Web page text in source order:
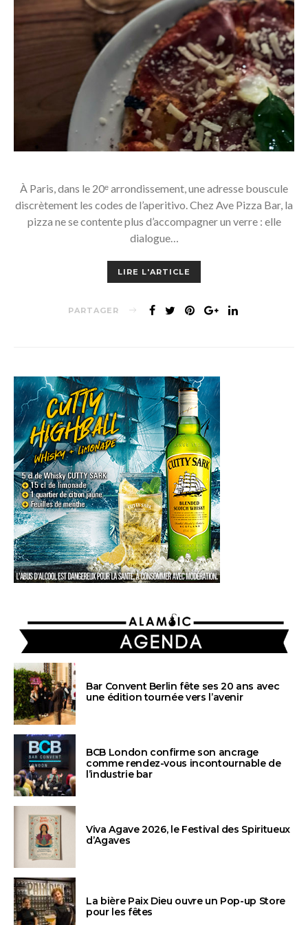
À Paris, dans le 20ᵉ arrondissement, une adresse bouscule
discrètement les codes de l’aperitivo. Chez Ave Pizza Bar, la
pizza ne se contente plus d’accompagner un verre : elle
dialogue…
LIRE L'ARTICLE
PARTAGER
AGENDA
Bar Convent Berlin fête ses 20 ans avec
une édition tournée vers l’avenir
BCB London confirme son ancrage
comme rendez-vous incontournable de
l’industrie bar
Viva Agave 2026, le Festival des Spiritueux
d’Agaves
La bière Paix Dieu ouvre un Pop-up Store
pour les fêtes